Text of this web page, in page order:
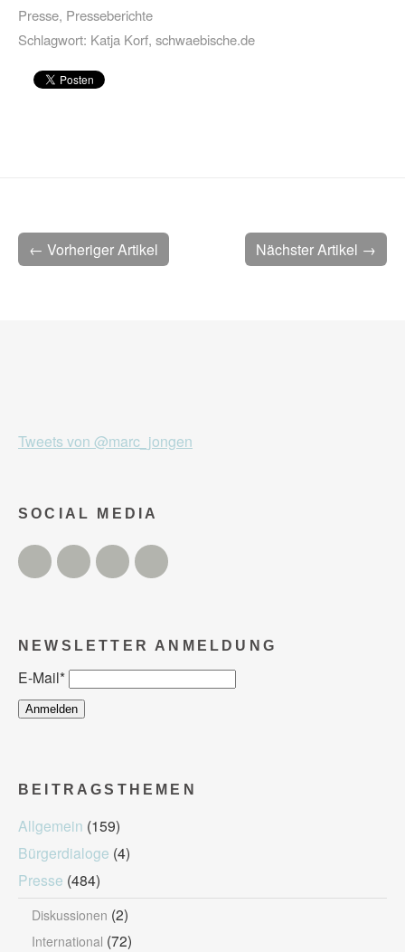
Presse, Presseberichte
Schlagwort: Katja Korf, schwaebische.de
Nächster Artikel →
← Vorheriger Artikel
Tweets von @marc_jongen
SOCIAL MEDIA
Twitter FacebookInstagram
NEWSLETTER ANMELDUNG
E-Mail*
BEITRAGSTHEMEN
Allgemein (159)
Bürgerdialoge (4)
Presse (484)
Diskussionen (2)
International (72)